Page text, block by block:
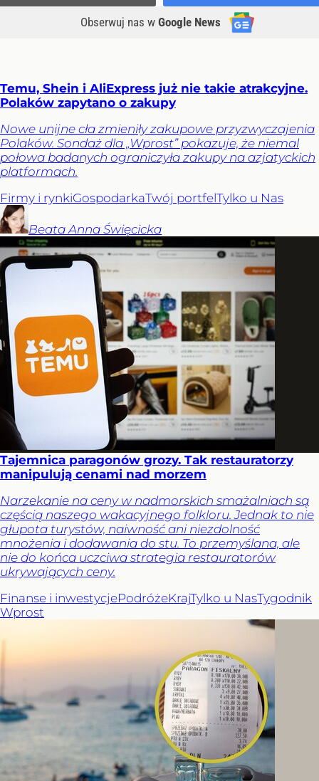
Obserwuj nas w Google News
Temu, Shein i AliExpress już nie takie atrakcyjne.
Polaków zapytano o zakupy
Nowe unijne cła zmieniły zakupowe przyzwyczajenia
Polaków. Sondaż dla „Wprost” pokazuje, że niemal
połowa badanych ograniczyła zakupy na azjatyckich
platformach.
Firmy i rynkiGospodarkaTwój portfelTylko u Nas
Beata Anna Święcicka
Tajemnica paragonów grozy. Tak restauratorzy
manipulują cenami nad morzem
Narzekanie na ceny w nadmorskich smażalniach są
częścią naszego wakacyjnego folkloru. Jednak to nie
głupota turystów, naiwność ani niezdolność
mnożenia i dodawania do stu. To przemyślana, ale
nie do końca uczciwa strategia restauratorów
ukrywających ceny.
Finanse i inwestycjePodróżeKrajTylko u NasTygodnik
Wprost